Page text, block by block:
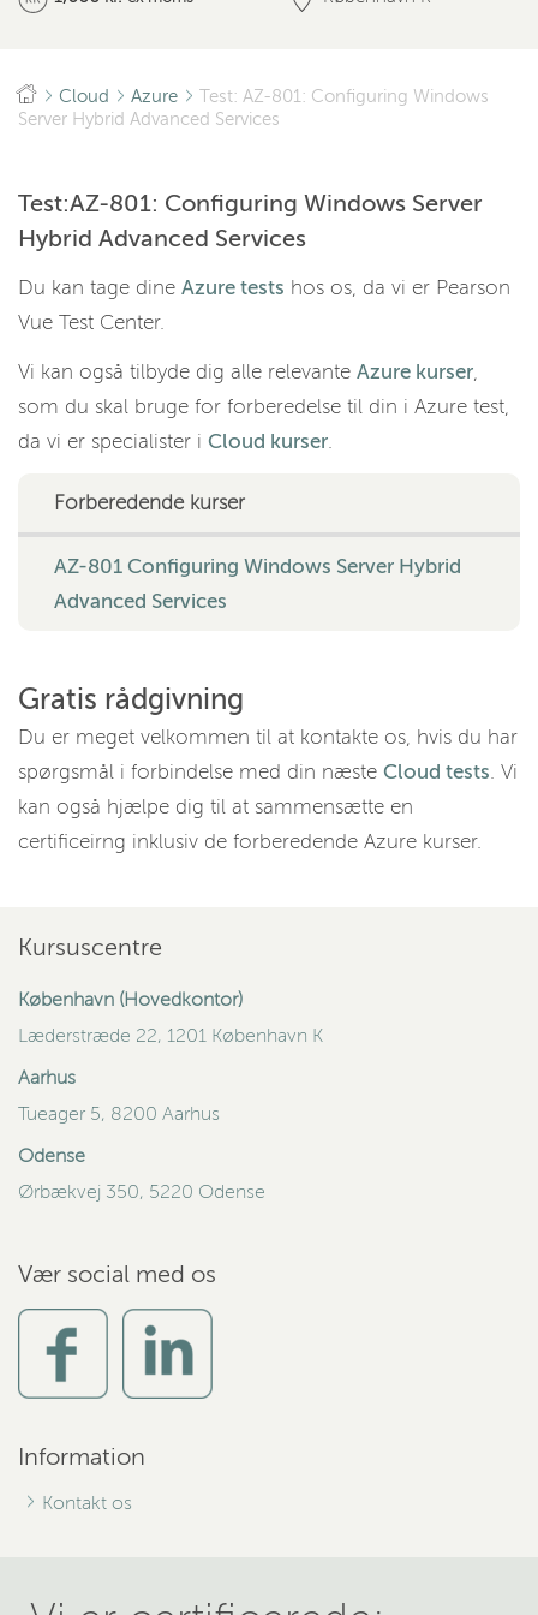
Cloud Azure
Test: AZ-801: Configuring Windows
Server Hybrid Advanced Services
Test:AZ-801: Configuring Windows Server
Hybrid Advanced Services
Du kan tage dine Azure tests hos os, da vi er Pearson
Vue Test Center.
Vi kan også tilbyde dig alle relevante Azure kurser,
som du skal bruge for forberedelse til din i Azure test,
da vi er specialister i Cloud kurser.
Forberedende kurser
AZ-801 Configuring Windows Server Hybrid
Advanced Services
Gratis rådgivning
Du er meget velkommen til at kontakte os, hvis du har
spørgsmål i forbindelse med din næste Cloud tests. Vi
kan også hjælpe dig til at sammensætte en
certificeirng inklusiv de forberedende Azure kurser.
Kursuscentre
København (Hovedkontor)
Læderstræde 22, 1201 København K
Aarhus
Tueager 5, 8200 Aarhus
Odense
Ørbækvej 350, 5220 Odense
Vær social med os
Information
Kontakt os